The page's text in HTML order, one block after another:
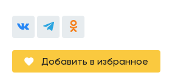
Добавить в избранное